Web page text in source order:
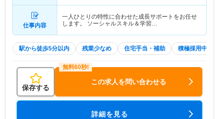
仕事内容
一人ひとりの特性に合わせた成長サポートをお任せ
します。 ソーシャルスキル＆学習…
駅から徒歩5分以内 残業少なめ 住宅手当・補助 積極採用中
保存する
この求人を問い合わせる
詳細を見る